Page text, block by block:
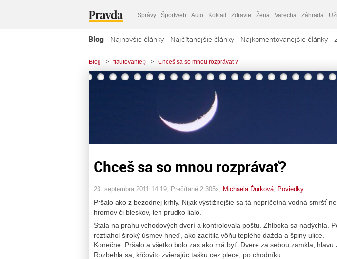
Správy Športweb Auto Koktail Zdravie Žena Varecha Záhrada
Blog Najnovšie články Najčítanejšie články Najkomentovanejšie články
Blog > flautovanie:) > Chceš sa so mnou rozprávať?
Chceš sa so mnou rozprávať?
23. septembra 2011 14:19 , Prečítané 2 305x, Michaela Ďurková Poviedky
Pršalo ako z bezodnej krhly. Nijak výstižnejšie sa tá nepríčetná vodná smršť
hromov či bleskov, len prudko lialo.
Stala na prahu vchodových dverí a kontrolovala poštu. Zhlboka sa nadýchla.
roztiahol široký úsmev hneď, ako zacítila vôňu teplého dažďa a špiny ulice.
Konečne. Pršalo a všetko bolo zas ako má byť. Dvere za sebou zamkla, hlavu
Rozbehla sa, kŕčovito zvierajúc tašku cez plece, po chodníku.